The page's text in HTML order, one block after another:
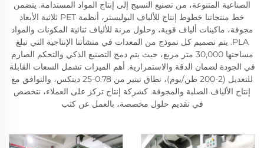
الصناعية المتنوعة، من تصنيع النسيج إلى إنتاج المواد المستدامة. يتضمن
خط منتجاتنا خطوط إنتاج للألياف البوليستر، أنظمة PET ثلاثية الأبعاد
مجوفة، ماكينات ألياف قوية، وحلول مرنة للألياف ثنائية المكونات والمواد
PLA. يتم تصميم كل نموذج من المعدات في منشأتنا الإنتاجية التي تبلغ
مساحتها 30,000 متر مربع، حيث يتم دمج التصنيع الذكي والتحكم الصارم
في الجودة لضمان الدقة والاستمرارية. أهم الميزات تشمل السعات القابلة
للتعديل (2-200 طن/يوم)، نطاق تيتير من 0.78-25 ديتكس، والتوافق مع
إنتاج الألياف الصلبة والمجوفة. كشركة إنتاج تركز على العملاء، نتخصص
في تقديم حلول مخصصة، بالعمل عن كثب